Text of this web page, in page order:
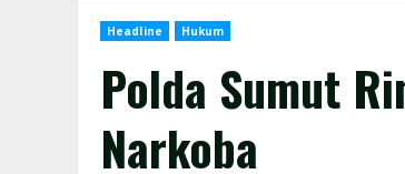
Headline Hukum
Polda Sumut
Narkoba